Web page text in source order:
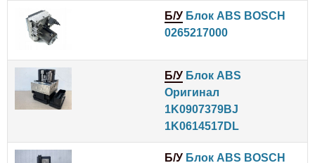
Б/У Блок ABS BOSCH
0265217000
Б/У Блок ABS
Оригинал
1K0907379BJ
1K0614517DL
Б/У Блок ABS BOSCH